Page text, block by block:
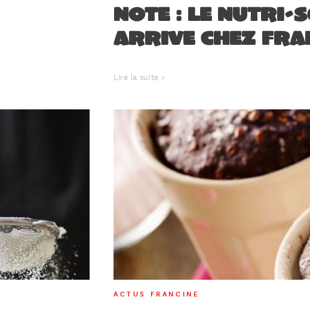
note : le NUTRI-
arrive chez
Lire la suite >
ACTUS FRANCINE